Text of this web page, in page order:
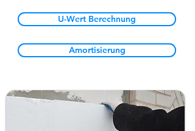
U-Wert Berechnung
Amortisierung